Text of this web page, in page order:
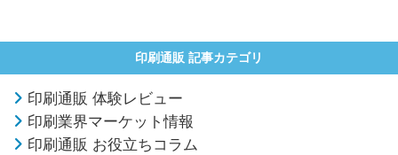
印刷通販 記事カテゴリ
印刷通販 体験レビュー
印刷業界マーケット情報
印刷通販 お役立ちコラム